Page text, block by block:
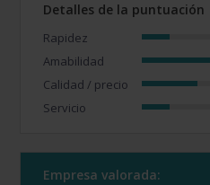
Detalles de la puntuación
Rapidez
Amabilidad
Calidad / precio
Servicio
Empresa valorada: